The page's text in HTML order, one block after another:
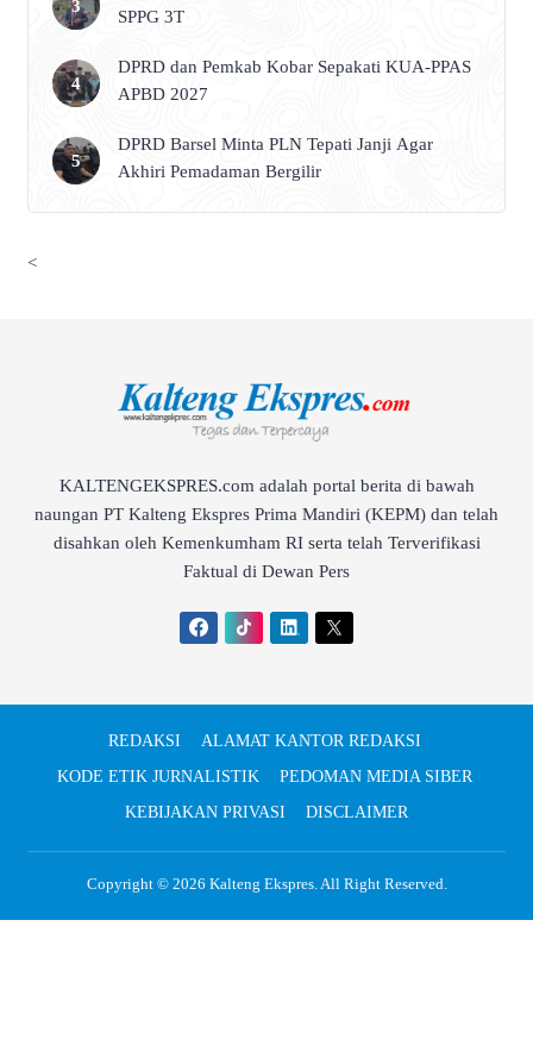
SPPG 3T
DPRD dan Pemkab Kobar Sepakati KUA-PPAS
APBD 2027
DPRD Barsel Minta PLN Tepati Janji Agar
Akhiri Pemadaman Bergilir
<
KALTENGEKSPRES.com adalah portal berita di bawah
naungan PT Kalteng Ekspres Prima Mandiri (KEPM) dan telah
disahkan oleh Kemenkumham RI serta telah Terverifikasi
Faktual di Dewan Pers
REDAKSI
ALAMAT KANTOR REDAKSI
KODE ETIK JURNALISTIK
PEDOMAN MEDIA SIBER
KEBIJAKAN PRIVASI
DISCLAIMER
Copyright © 2026 Kalteng Ekspres. All Right Reserved.